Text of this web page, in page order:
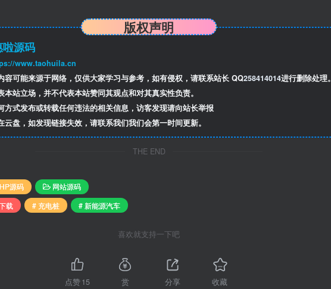
版权声明
源码
www.taohuila.cn
容可能来源于网络，仅供大家学习与参考，如有侵权，请联系站长 QQ258414014进行删除处理。
本站立场，并不代表本站赞同其观点和对其真实性负责。
方式发布或转载任何违法的相关信息，访客发现请向站长举报
云盘，如发现链接失效，请联系我们我们会第一时间更新。
THE END
源码
网站源码
载 # 充电桩 # 新能源汽车
喜欢就支持一下吧
点赞15 赏 分享 收藏